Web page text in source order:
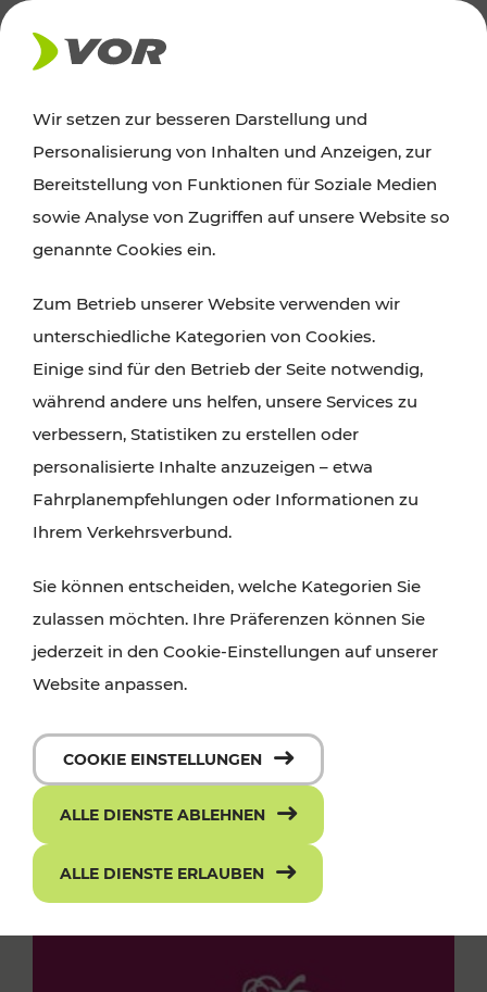
AKTUELLES
News
Alle wichtigen Meldungen zu Fahrplanänderungen,
finden Sie hier im Überblick.
Wir setzen zur besseren Darstellung und
Personalisierung von Inhalten und Anzeigen, zur
Bereitstellung von Funktionen für Soziale Medien
sowie Analyse von Zugriffen auf unsere Website so
genannte Cookies ein.
Zum Betrieb unserer Website verwenden wir
unterschiedliche Kategorien von Cookies.
Einige sind für den Betrieb der Seite notwendig,
während andere uns helfen, unsere Services zu
verbessern, Statistiken zu erstellen oder
personalisierte Inhalte anzuzeigen – etwa
Fahrplanempfehlungen oder Informationen zu
Ihrem Verkehrsverbund.
Sie können entscheiden, welche Kategorien Sie
zulassen möchten. Ihre Präferenzen können Sie
jederzeit in den Cookie-Einstellungen auf unserer
Website anpassen.
COOKIE EINSTELLUNGEN
ALLE DIENSTE ABLEHNEN
ALLE DIENSTE ERLAUBEN